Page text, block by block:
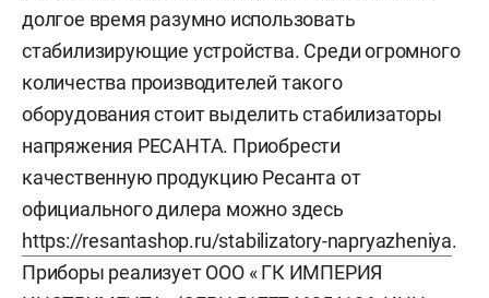
долгое время разумно использовать
стабилизирующие устройства. Среди огромного
количества производителей такого
оборудования стоит выделить стабилизаторы
напряжения РЕСАНТА. Приобрести
качественную продукцию Ресанта от
официального дилера можно здесь
https://resantashop.ru/stabilizatory-napryazheniya.
Приборы реализует ООО « ГК ИМПЕРИЯ